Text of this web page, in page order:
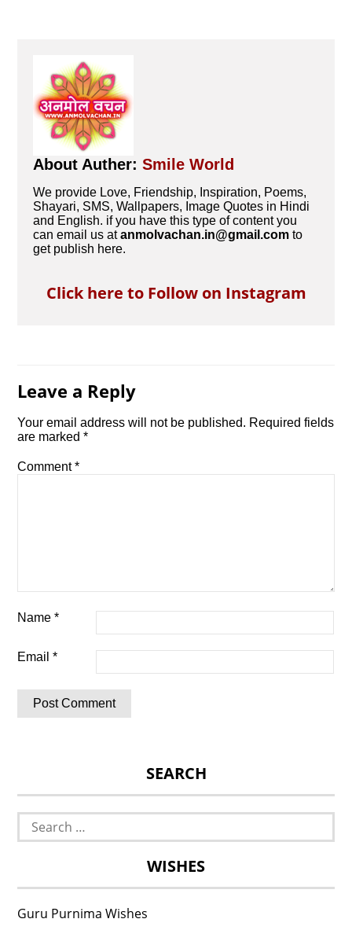
About Auther:Smile World
We provide Love, Friendship, Inspiration, Poems,
Shayari, SMS, Wallpapers, Image Quotes in Hindi
and English. if you have this type of content you
can email us atanmolvachan.in@gmail.com to
get publish here.
Click here to Follow on Instagram
Leave a Reply
Your email address will not be published. Required fields
are marked*
Comment*
Name*
Email*
SEARCH
Search
for:
WISHES
Guru Purnima Wishes